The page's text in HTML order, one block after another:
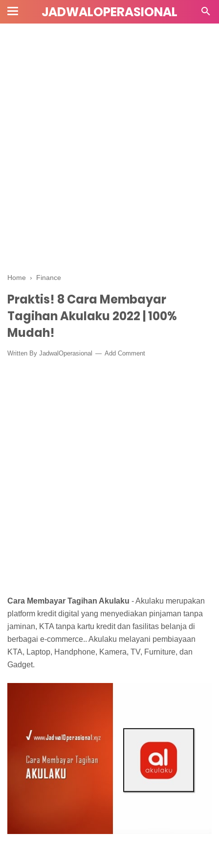
JADWALOPERASIONAL
Home › Finance
Praktis! 8 Cara Membayar
Tagihan Akulaku 2022 | 100%
Mudah!
Written By JadwalOperasional Add Comment
Cara Membayar Tagihan Akulaku - Akulaku merupakan
platform kredit digital yang menyediakan pinjaman tanpa
jaminan, KTA tanpa kartu kredit dan fasilitas belanja di
berbagai e-commerce.. Akulaku melayani pembiayaan
KTA, Laptop, Handphone, Kamera, TV, Furniture, dan
Gadget.